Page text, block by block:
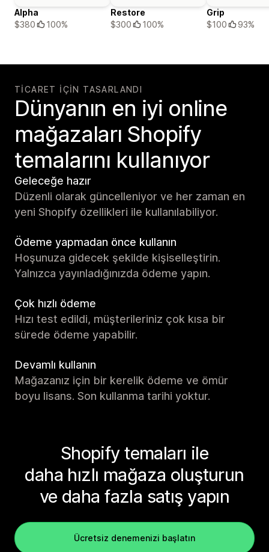
Alpha
$380
100%
Restore
$300
100%
Grip
$100
93%
TICARET IÇIN TASARLANDI
Dünyanın en iyi online
mağazaları Shopify
temalarını kullanıyor
Geleceğe hazır
Düzenli olarak güncelleniyor ve her zaman en
yeni Shopify özellikleri ile kullanılabiliyor.
Ödeme yapmadan önce kullanın
Hoşunuza gidecek şekilde kişiselleştirin.
Yalnızca yayınladığınızda ödeme yapın.
Çok hızlı ödeme
Hızı test edildi, müşterileriniz çok kısa bir
sürede ödeme yapabilir.
Devamlı kullanın
Mağazanız için bir kerelik ödeme ve ömür
boyu lisans. Son kullanma tarihi yoktur.
Shopify temaları ile
daha hızlı mağaza oluşturun
ve daha fazla satış yapın
Ücretsiz denemenizi başlatın